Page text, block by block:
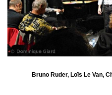
Bruno Ruder, Loïs Le Van,